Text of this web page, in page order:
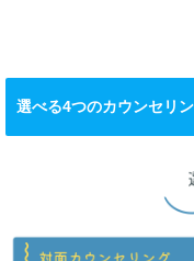
選べる4つのカウンセリ